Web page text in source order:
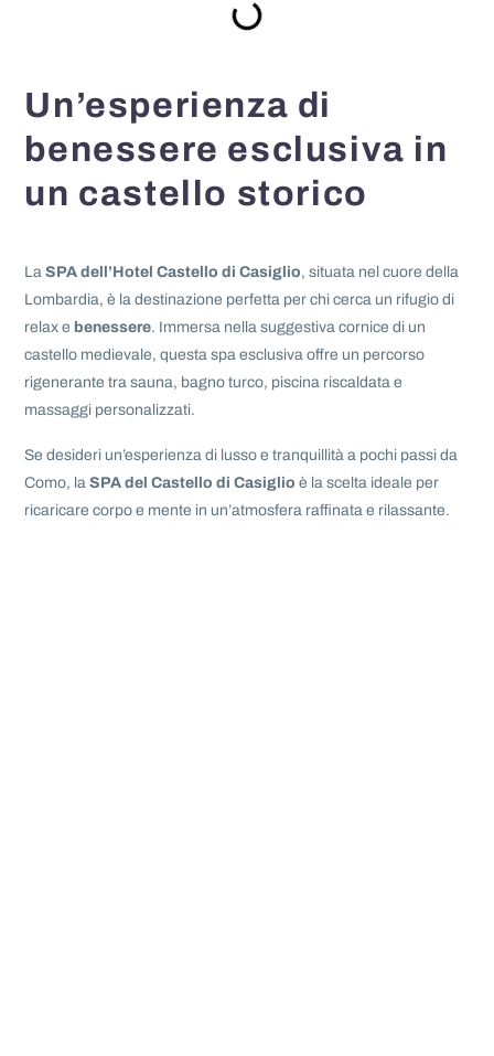
Un’esperienza di
benessere esclusiva in
un castello storico
LaSPA dell’Hotel Castello di Casiglio, situata nel cuore della
Lombardia, è la destinazione perfetta per chi cerca un rifugio di
relax e benessere. Immersa nella suggestiva cornice di un
castello medievale, questa spa esclusiva offre un percorso
rigenerante tra sauna, bagno turco, piscina riscaldata e
massaggi personalizzati.
Se desideri un’esperienza di lusso e tranquillità a pochi passi da
Como, laSPA del Castello di Casiglio è la scelta ideale per
ricaricare corpo e mente in un’atmosfera raffinata e rilassante.